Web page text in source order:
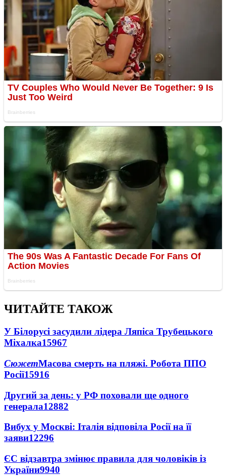
ЧИТАЙТЕ ТАКОЖ
У Білорусі засудили лідера Ляпіса Трубецького
Міхалка15967
СюжетМасова смерть на пляжі. Робота ППО
Росії15916
Другий за день: у РФ поховали ще одного
генерала12882
Вибух у Москві: Італія відповіла Росії на її
заяви12296
ЄС відзавтра змінює правила для чоловіків із
України9940